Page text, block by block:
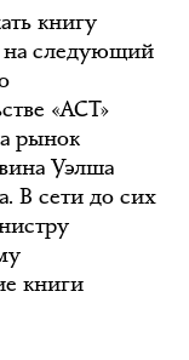
книгу
на следующий
«АСТ»
рынок
Уэлша
В сети до сих
книги